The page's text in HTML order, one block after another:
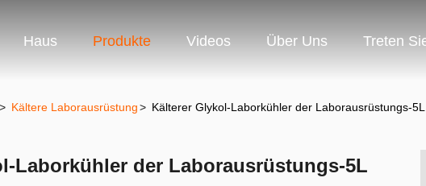
Haus Produkte Videos Über Uns Treten
> Kältere Laborausrüstung> Kälterer Glykol-Laborkühler der Laborausrüstungs-
Laborkühler der Laborausrüstungs-5L